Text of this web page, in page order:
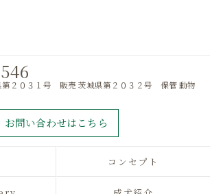
第２０３１号 販売 茨城県第２０３２号 保管 動物
お問い合わせはこちら
コンセプト